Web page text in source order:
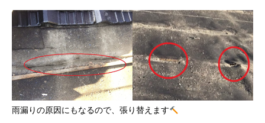
雨漏りの原因にもなるので、張り替えます